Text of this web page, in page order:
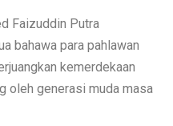
Faizuddin Putra
bahawa para pahlawan
kemerdekaan
oleh generasi muda masa